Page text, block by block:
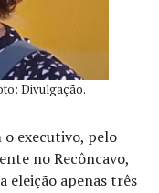
Divulgação.
o executivo, pelo
no Recôncavo,
eleição apenas três